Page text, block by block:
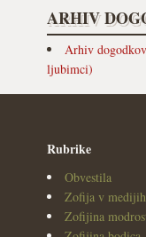
ARHIV
Arhiv
ljubimci)
Rubrike
Obvestila
Zofija v medijih
Zofijina